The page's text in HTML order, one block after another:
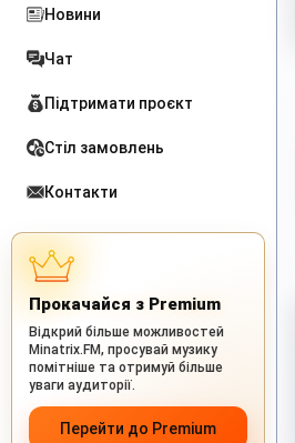
Новини
Чат
Підтримати проєкт
Стіл замовлень
Контакти
Прокачайся з Premium
Відкрий більше можливостей
Minatrix.FM, просувай музику
помітніше та отримуй більше
уваги аудиторії.
Перейти до Premium